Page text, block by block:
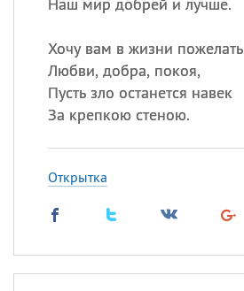
Хочу вам в жизни пожелать
Любви, добра, покоя,
Пусть зло останется навек
За крепкою стеною.
Открытка